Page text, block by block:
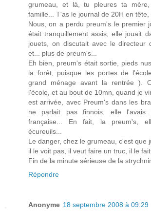
grumeau, et là, tu pleures ta
famille... T'as le journal de 20H en
Nous, on a perdu preum's le premier
était tranquillement assis, elle jouait
jouets, on discutait avec le directeur
et... plus de preum's...
Eh bien, preum's était sortie, pieds
la forêt, puisque les portes de
grand ménage avant la rentrée ).
l'école, et au bout de 10mn, quand je
est arrivée, avec Preum's dans les
ne parlait pas finnois, elle l'avais
française... En fait, la preum's,
écureuils...
Le danger, chez le grumeau, c'est que
il le voit pas, il veut faire un truc, il le
Fin de la minute sérieuse de la
Répondre
Anonyme 18 septembre 2008 à 09:29